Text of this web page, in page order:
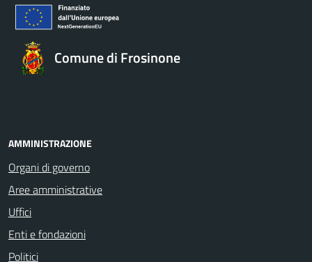
Comune di Frosinone
AMMINISTRAZIONE
Organi di governo
Aree amministrative
Uffici
Enti e fondazioni
Politici